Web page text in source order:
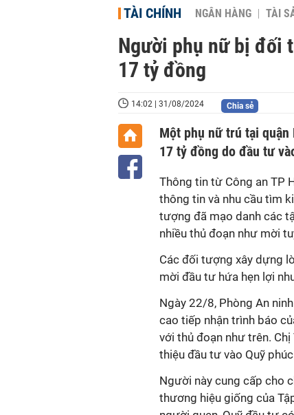
TÀI CHÍNH NGÂN HÀNG TÀI
Người phụ nữ bị đối
17 tỷ đồng
14:02 | 31/08/2024 Chia sẻ
Một phụ nữ trú tại quận
17 tỷ đồng do đầu tư
Thông tin từ Công an TP
thông tin và nhu cầu tìm
tượng đã mạo danh các
nhiều thủ đoạn như mời
Các đối tượng xây dựng
mời đầu tư hứa hẹn lợi
Ngày 22/8, Phòng An
cao tiếp nhận trình báo
với thủ đoạn như trên.
thiệu đầu tư vào Quỹ
Người này cung cấp cho
thương hiệu giống của